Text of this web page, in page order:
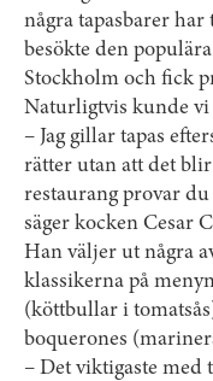
några tapasbarer
besökte den
Stockholm och fick
Naturligtvis kunde vi
– Jag gillar tapas
rätter utan att det
restaurang provar
säger kocken Cesar
Han väljer ut några
klassikerna på
(köttbullar i
boquerones
– Det viktigaste med